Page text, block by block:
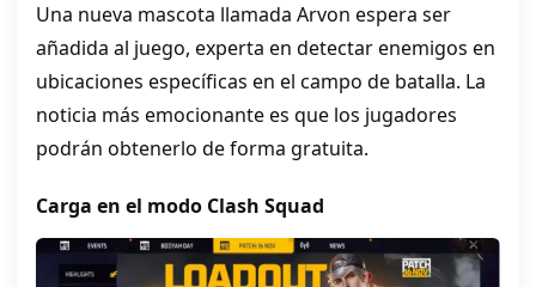
Una nueva mascota llamada Arvon espera ser
añadida al juego, experta en detectar enemigos en
ubicaciones específicas en el campo de batalla. La
noticia más emocionante es que los jugadores
podrán obtenerlo de forma gratuita.
Carga en el modo Clash Squad